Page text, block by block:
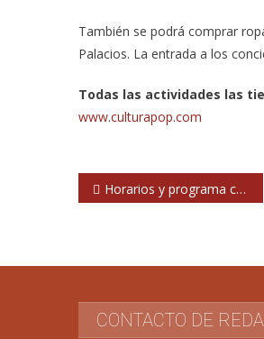
También se podrá comprar
Palacios. La entrada a los
Todas las actividades las
www.culturapop.com
Navegación
Horarios y programa completo del FIZ 2010
CONTACTO DE